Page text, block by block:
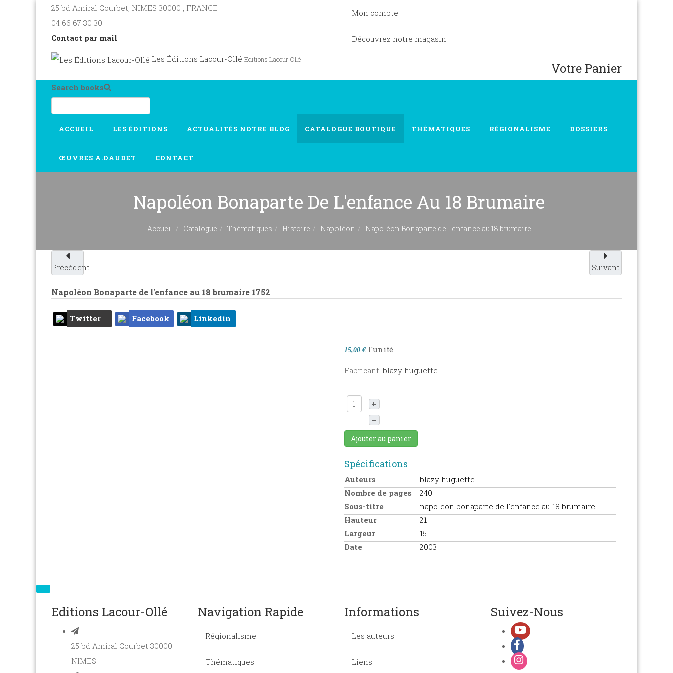
25 bd Amiral Courbet, NIMES 30000 , FRANCE
04 66 67 30 30
Contact par mail
Mon compte
Découvrez notre magasin
Les Éditions Lacour-Ollé Editions Lacour Ollé
Votre Panier
Search books
ACCUEIL LES ÉDITIONS ACTUALITÉS NOTRE BLOG CATALOGUE BOUTIQUE THÉMATIQUES RÉGIONALISME DOSSIERS
ŒUVRES A.DAUDET CONTACT
Napoléon Bonaparte De L'enfance Au 18 Brumaire
Accueil Catalogue Thématiques Histoire Napoléon Napoléon Bonaparte de l'enfance au 18 brumaire
Précédent Suivant
Napoléon Bonaparte de l'enfance au 18 brumaire 1752
Twitter Facebook Linkedin
15,00 € l'unité
Fabricant: blazy huguette
+
–
Ajouter au panier
Spécifications
Auteurs
blazy huguette
Nombre de pages
240
Sous-titre
napoleon bonaparte de l'enfance au 18 brumaire
Hauteur
21
Largeur
15
Date
2003
Editions Lacour-Ollé
25 bd Amiral Courbet 30000
NIMES
Navigation Rapide
Régionalisme
Thématiques
Informations
Les auteurs
Liens
Suivez-Nous